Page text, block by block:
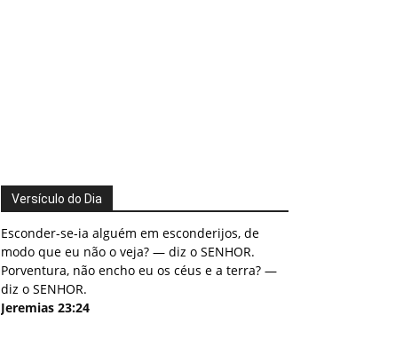
Versículo do Dia
Esconder-se-ia alguém em esconderijos, de
modo que eu não o veja? — diz o SENHOR.
Porventura, não encho eu os céus e a terra? —
diz o SENHOR.
Jeremias 23:24